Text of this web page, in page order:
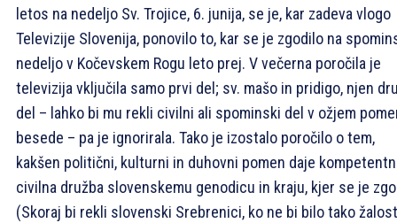
letos na nedeljo Sv. Trojice, 6. junija, se je, kar zadeva vlogo
Televizije Slovenija, ponovilo to, kar se je zgodilo na
nedeljo v Kočevskem Rogu leto prej. V večerna poročila je
televizija vključila samo prvi del; sv. mašo in pridigo, njen
del – lahko bi mu rekli civilni ali spominski del v ožjem
besede – pa je ignorirala. Tako je izostalo poročilo o tem,
kakšen politični, kulturni in duhovni pomen daje
civilna družba slovenskemu genodicu in kraju, kjer se je
(Skoraj bi rekli slovenski Srebrenici, ko ne bi bilo tako